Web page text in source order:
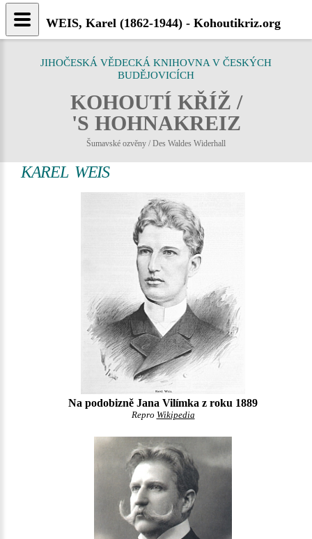
JIHOČESKÁ VĚDECKÁ KNIHOVNA V ČESKÝCH
BUDĚJOVICÍCH
KOHOUTÍ KŘÍŽ /
'S HOHNAKREIZ
Šumavské ozvěny / Des Waldes Widerhall
KAREL WEIS
Na podobizně Jana Vilímka z roku 1889
Repro Wikipedia
WEIS, Karel (1862-1944) - Kohoutikriz.org